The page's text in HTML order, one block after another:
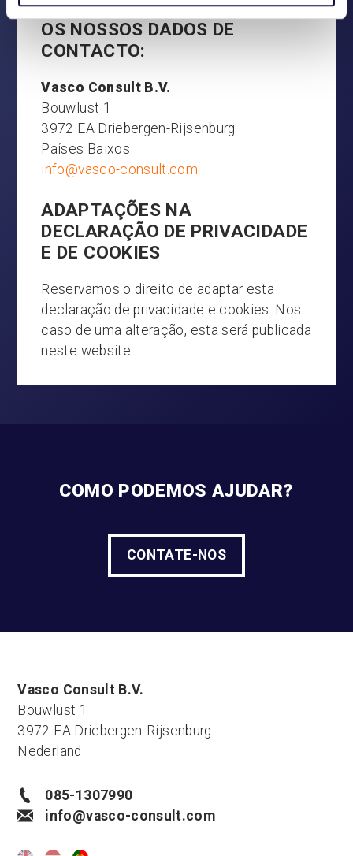
OS NOSSOS DADOS DE
CONTACTO:
Vasco Consult B.V.
Bouwlust 1
3972 EA Driebergen-Rijsenburg
Países Baixos
info@vasco-consult.com
ADAPTAÇÕES NA
DECLARAÇÃO DE PRIVACIDADE
E DE COOKIES
Reservamos o direito de adaptar esta
declaração de privacidade e cookies. Nos
caso de uma alteração, esta será publicada
neste website.
COMO PODEMOS AJUDAR?
CONTATE-NOS
Vasco Consult B.V.
Bouwlust 1
3972 EA Driebergen-Rijsenburg
Nederland
085-1307990
info@vasco-consult.com